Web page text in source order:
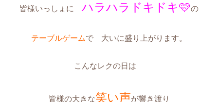
皆様いっしょに ハラハラ ドキドキ🩷の
テーブルゲームで 大いに盛り上がります。
こんなレクの日は
皆様の大きな笑い声が響き渡り